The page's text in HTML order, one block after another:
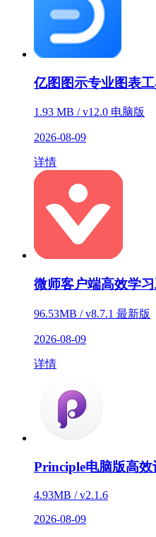
亿图图示专业图表
1.93 MB / v12.0 电脑版
2026-08-09
详情
微师客户端高效学
96.53MB / v8.7.1 最新版
2026-08-09
详情
Principle电脑版高效
4.93MB / v2.1.6
2026-08-09